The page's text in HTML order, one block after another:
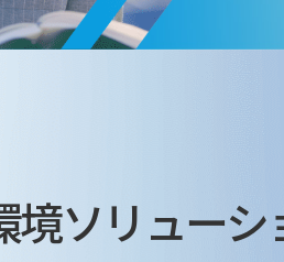
境ソリューシ